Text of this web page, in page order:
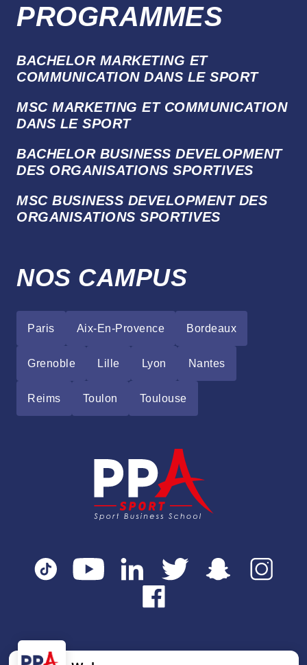
PROGRAMMES
BACHELOR MARKETING ET
COMMUNICATION DANS LE SPORT
MSC MARKETING ET COMMUNICATION
DANS LE SPORT
BACHELOR BUSINESS DEVELOPMENT
DES ORGANISATIONS SPORTIVES
MSC BUSINESS DEVELOPMENT DES
ORGANISATIONS SPORTIVES
NOS CAMPUS
Paris Aix-En-Provence Bordeaux
Grenoble Lille Lyon Nantes
Reims Toulon Toulouse